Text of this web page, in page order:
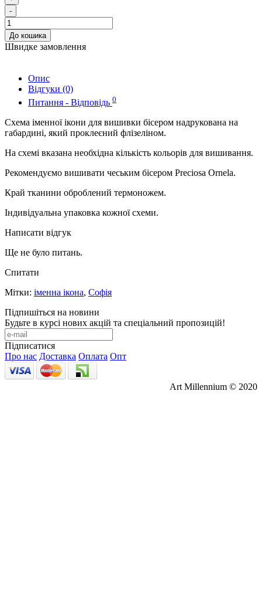
-
До кошика
Швидке замовлення
Опис
Відгуки (0)
Питання - Відповідь 0
Схема іменної ікони для вишивки бісером надрукована на
габардині, який проклеєний флізеліном.
На схемі вказана необхідна кількість кольорів для вишивання.
Рекомендуємо вишивати чеським бісером Preciosa Ornela.
Край тканини оброблений термоножем.
Індивідуальна упаковка кожної схеми.
Написати відгук
Ще не було питань.
Спитати
Мітки: іменна ікона, Софія
Підпишіться на новини
Будьте в курсі нових акцій та спеціальний пропозицій!
Підписатися
Про нас Доставка Оплата Опт
Art Millennium © 2020